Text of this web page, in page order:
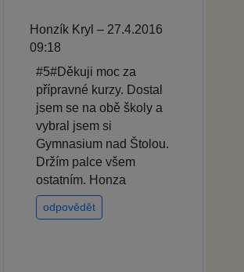
Honzík Kryl – 27.4.2016
09:18
#5#Děkuji moc za
přípravné kurzy. Dostal
jsem se na obě školy a
vybral jsem si
Gymnasium nad Štolou.
Držím palce všem
ostatním. Honza
odpovědět